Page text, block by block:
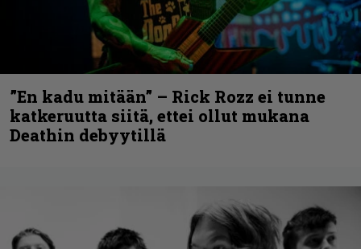
”En kadu mitään” – Rick Rozz ei tunne
katkeruutta siitä, ettei ollut mukana
Deathin debyytillä